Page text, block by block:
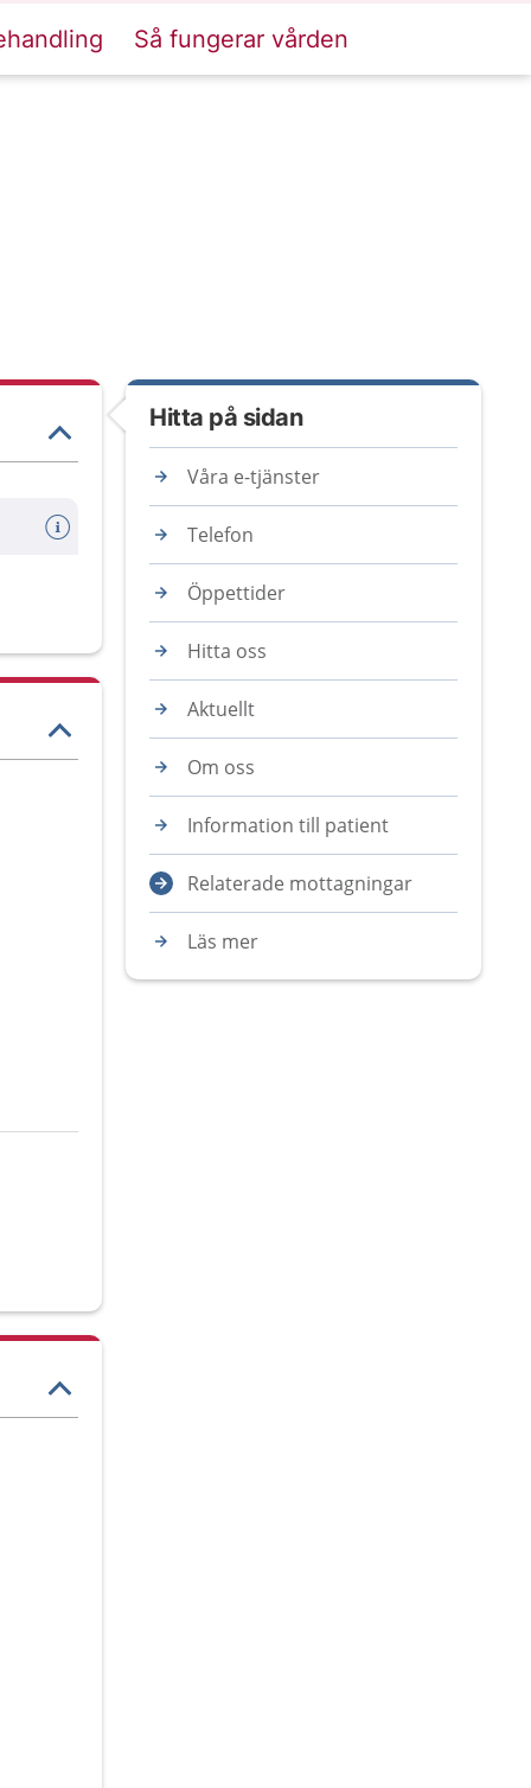
Så fungerar vården
Hitta på sidan
Våra e-tjänster
Telefon
Öppettider
Hitta oss
Aktuellt
Om oss
Information till patient
Relaterade mottagningar
Läs mer